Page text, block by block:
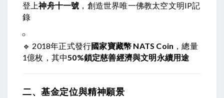
登上神舟十一號 ，創造世界唯一佛教太空文明IP記
錄
🔹 2018年正式發行國家寶藏幣 NATS Coin ，總量
1億枚，其中50%鎖定慈善經濟與文明永續用途
二、基金定位與精神願景